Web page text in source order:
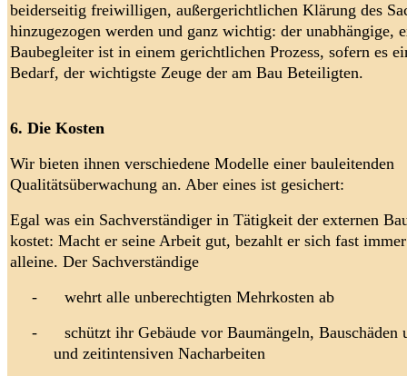
beiderseitig freiwilligen, außergerichtlichen Klärung des
hinzugezogen werden und ganz wichtig: der unabhängige,
Baubegleiter ist in einem gerichtlichen Prozess, sofern es
Bedarf, der wichtigste Zeuge der am Bau Beteiligten.
6. Die Kosten
Wir bieten ihnen verschiedene Modelle einer bauleitenden
Qualitätsüberwachung an. Aber eines ist gesichert:
Egal was ein Sachverständiger in Tätigkeit der externen
kostet: Macht er seine Arbeit gut, bezahlt er sich fast
alleine. Der Sachverständige
-
wehrt alle unberechtigten Mehrkosten ab
-
schützt ihr Gebäude vor Baumängeln, Bauschäden
und zeitintensiven Nacharbeiten